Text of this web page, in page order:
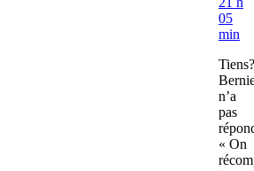
05
min
Tiens?
n’a
pas
« On